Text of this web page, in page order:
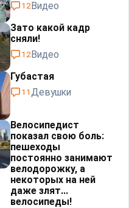
12Видео
Зато какой кадр
сняли!
12Видео
Губастая
11Девушки
Велосипедист
показал свою боль:
пешеходы
постоянно занимают
велодорожку, а
некоторых на ней
даже злят...
велосипеды!⁠⁠